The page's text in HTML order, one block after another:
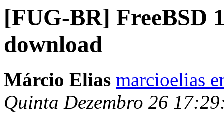
[FUG-BR] FreeBSD
download
Márcio Elias marcioelias
Quinta Dezembro 26